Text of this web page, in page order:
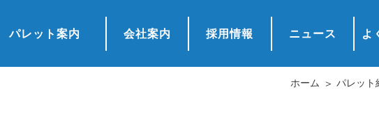
パレット案内 会社案内 採用情報 ニュース よ
ホーム パレット